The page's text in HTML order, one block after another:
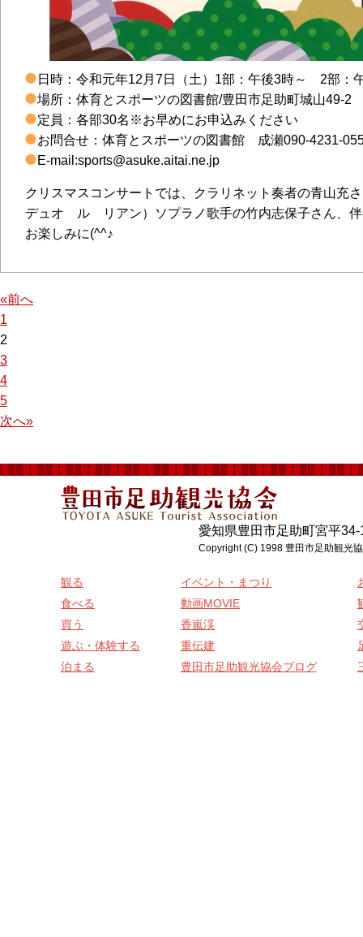
日時：令和元年12月7日（土）1部：午後3時～ 2部：
場所：体育とスポーツの図書館/豊田市足助町城山49-2
定員：各部30名※お早めにお申込みください
お問合せ：体育とスポーツの図書館 成瀬090-4231-
E-mail:sports@asuke.aitai.ne.jp
クリスマスコンサートでは、クラリネット奏者の青山充
デュオ ル リアン）ソプラノ歌手の竹内志保子さん、伴
お楽しみに(^^♪
«前へ
1
2
3
4
5
次へ»
愛知県豊田市足助町宮平
Copyright (C) 1998 豊田市足助観光
観る
食べる
買う
遊ぶ・体験する
泊まる
イベント・まつり
動画MOVIE
香嵐渓
重伝建
豊田市足助観光協会ブログ